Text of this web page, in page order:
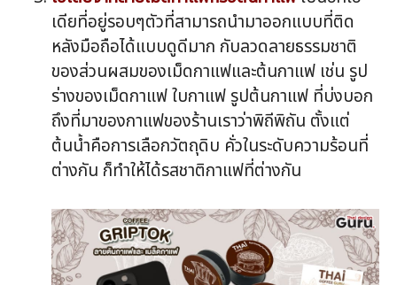
เดียที่อยู่รอบๆตัวที่สามารถนำมาออกแบบที่ติด
หลังมือถือได้แบบดูดีมาก กับลวดลายธรรมชาติ
ของส่วนผสมของเม็ดกาแฟและต้นกาแฟ เช่น รูป
ร่างของเม็ดกาแฟ ใบกาแฟ รูปต้นกาแฟ ที่บ่งบอก
ถึงที่มาของกาแฟของร้านเราว่าพิถีพิถัน ตั้งแต่
ต้นน้ำคือการเลือกวัตถุดิบ คั่วในระดับความร้อนที่
ต่างกัน ก็ทำให้ได้รสชาติกาแฟที่ต่างกัน